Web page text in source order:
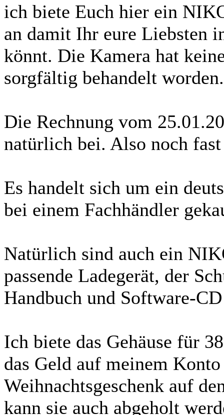
ich biete Euch hier ein
an damit Ihr eure Liebsten
könnt. Die Kamera hat
sorgfältig behandelt worden.
Die Rechnung vom
natürlich bei. Also noch
Es handelt sich um ein
bei einem Fachhändler
Natürlich sind auch ein
passende Ladegerät, der
Handbuch und Software-
Ich biete das Gehäuse für
das Geld auf meinem
Weihnachtsgeschenk auf
kann sie auch abgeholt